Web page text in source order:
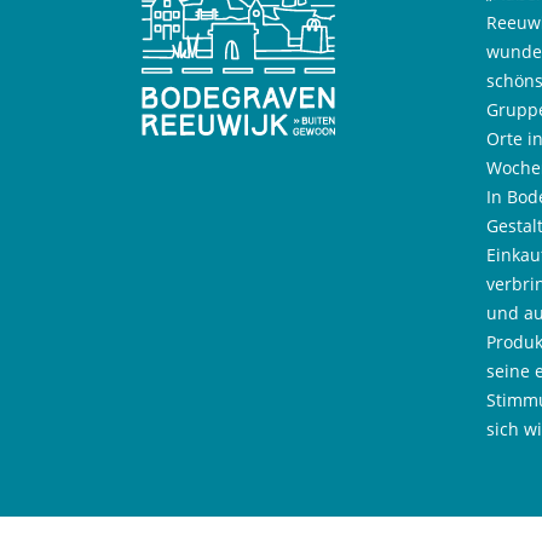
Orte
In
und
seine
sich